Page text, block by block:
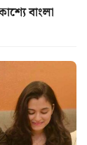
বাংলা